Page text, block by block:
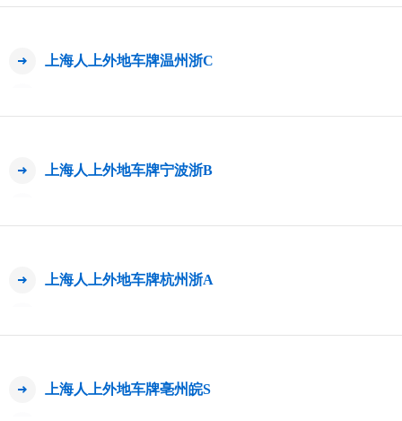
上海人上外地车牌温州浙C
上海人上外地车牌宁波浙B
上海人上外地车牌杭州浙A
上海人上外地车牌亳州皖S